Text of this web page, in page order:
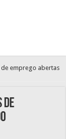
de emprego abertas
de